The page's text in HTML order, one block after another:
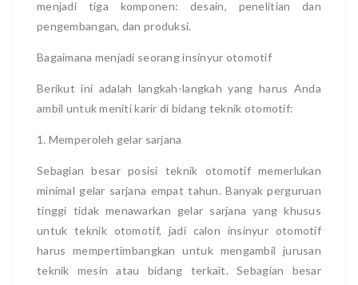
menjadi tiga komponen: desain, penelitian dan
pengembangan, dan produksi.
Bagaimana menjadi seorang insinyur otomotif
Berikut ini adalah langkah-langkah yang harus Anda
ambil untuk meniti karir di bidang teknik otomotif:
1. Memperoleh gelar sarjana
Sebagian besar posisi teknik otomotif memerlukan
minimal gelar sarjana empat tahun. Banyak perguruan
tinggi tidak menawarkan gelar sarjana yang khusus
untuk teknik otomotif, jadi calon insinyur otomotif
harus mempertimbangkan untuk mengambil jurusan
teknik mesin atau bidang terkait. Sebagian besar